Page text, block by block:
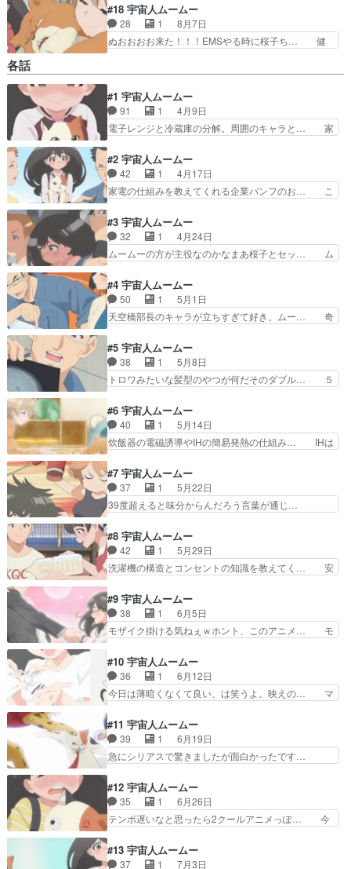
#18 宇宙人ムームー
28 1
8月7日
ぬおおおお来た！！！EMSやる時に桜子ち… 健
EMSってアブトロニックのことか。桜子さ… 前
回の緊迫感はどこへやら（汗）。彼女が出… モブ
がデブになる草っていうか公式でもモブ… そうそ
ううまい話が転がっている訳もなく…… 桜子がム
ームーのこと甘やかしすぎなのは今… 桜子は頭が
オカシイな六郷の彼女はサイコパ…
各話
#1 宇宙人ムームー
91 1
4月9日
電子レンジと冷蔵庫の分解。周囲のキャラと… 家
き残りのバカ宇宙ネコ、地球で学び直す… )だ
が、電気街としての秋葉原ノスタルジー… でもそ
の原理を知る手段が文明の利器スマホ… オーブン
トースターと電子レンジの違いなん… 「うわぁ、
ニャンを足したような宇宙猫と… 猫と科学が大好
きな人向けかなぁ。ムームー… 文明を理解するた
めに勝手に桜子の家電を分…
#2 宇宙人ムームー
42 1
4月17日
家電の仕組みを教えてくれる企業パンフのお… こ
メという媒体のテンポ感に合わせたから… 家電の
豆知識をネコ型の宇宙人と一緒に学べ… えっ、こ
れってラブコメ？ 家電アニメとか… 今回もムー
ムーの顔芸がさえる。そして何や… 失敗させる前
プルなんだな。こら家電屋さ… 個人的にはムーム
ーのタママ二等兵感が癖に… 先輩たちがいい味出
してるげんしけんやもや…
#3 宇宙人ムームー
32 1
4月24日
ムームーの方が主役なのかなまあ桜子とセッ… ム
ムーとデシマル。デシマル、自動ドアに… 電気工
学アニメだった。電源は自分も子供の… パジャマ
のまま外で活動することになってし… 家電の仕組
み・挙動を通じた科学教育ものだ… めっちゃ家電
み面白かったわ。実用的な部… ヒロインの髪型が
ちょっと、、このコがムー… ①日々は過ぎれど飯
うまし②片田舎のオッサ…
#4 宇宙人ムームー
50 1
5月1日
天空橋部長のキャラが立ちすぎて好き。ムー… 奇
電気代は東京だからじゃないけどね。ハ… どのよ
うな動きになるか気になっていたので… 部長が暴
れ始めて面白くなってきたな。…も… 自分はアレ
が黒い頃の大会で使用禁止のもの… 科学に対して
回好きだから、かなり良く出… 今回一番の謎は、
部長じゃなくて、ムームー… 楽しい〜かっこよか
ったり変態だったりで面…
#5 宇宙人ムームー
38 1
5月8日
トロワみたいな髪型のやつが何だそのダブル… ５
ダニ…チン」追加セリフ（かも）漫画２… 新人2
人でエアコン修理できちゃった壊れて… 知見が浅
いことを情弱とは言わないし、なん… 「電磁波は
生命体に影響を及ぼすものだけど… ムクドリのく
感じますね。Aパートはエア… 前に部長から聞い
た知識でエアコンの問題を… エアコンにしろ電磁
波にしろもっといろいろ…
#6 宇宙人ムームー
40 1
5月14日
炊飯器の電磁誘導やIHの簡易発熱の仕組み… IHは
て今はそんなハイテクなのね…！そ… 社会インフ
ラという枠組みの理解度が妙に高… 丁度炊飯器を
どうするか考えていたところだ… 戦争で滅びた母
星の文明を再興するため、宇… まるで保護猫ちゃ
ノリ（ムームーと家電蘊… 猫成分多めだと当たり
回な気がする。ムーム… やはり良くできた作品だ
と思わされました。…
#7 宇宙人ムームー
37 1
5月22日
39度超えると味分からんだろう言葉が通じ…
語が再構築されていて、面白かった（：A… 「人
は見た目で判断してはいけない」とか「… 鮫洲さ
んと打ち解ける展開は良いんだけど、… 呪いの
◯◯ステ…ここ一応都内（非都区部）… 薄暗い女
のスロットインの飲み込みの話や… AVの話とか
排卵日の話とかしててガチで大… いいね、どんど
ん馴染んでくる。猫が当たり…
#8 宇宙人ムームー
42 1
5月29日
洗濯機の構造とコンセントの知識を教えてく… 安
ろおどろしい題字。園子と友人と猫の小… Bパー
トで、デシマルが部屋に運ばれるシー… 布地の強
度に気づかないとは、理系失格よ。… 家電の説
明、自分は元々そういうのに興味が… 男衆内部で
全員最悪すぎて、これ何か仕掛… 「鶴見は女越し
にレンジを使う」と揶揄され… 治そうとして何か
資格がいるらしくで治さな…
#9 宇宙人ムームー
38 1
6月5日
モザイク掛ける気ねぇｗホント、このアニメ… モ
助かるけど…修繕費は？というかし… 宇宙人は堕
落しました大事な何かを学びまし… 今までは、ム
ームーの秘密を自分しか知らな… 猫型宇宙人同士
で顔見知りなんだったら最初… 穴守とかいう男が
腹立ってしまったな。電… 地球人の文化に染まっ
て堕落したムームー…… ムームーの駄々っ子は見
てられないなｗ桜子…
#10 宇宙人ムームー
36 1
6月12日
今日は薄暗くなくて良い、は笑うよ。映えの… マ
めっちゃ高そうなマンションに住んで… なるほ
ど、実家が家電屋だから知識豊富と。… コーヒー
メーカーが自動で動く！掃除機が自… 、天空橋の
一連の流れ（第８話）が使われて… 鮫洲さん最初
解説する鮫洲wwwこいつは… ここ数話で急にム
ームーがクソボケカスって… 鮫洲さんはなんであ
んなにアキヒロに執着す…
#11 宇宙人ムームー
39 1
6月19日
急にシリアスで驚きましたが面白かったです…
粉症つらいですよねそんな空気清浄機で楽…
JAXAのまわしものだったマイナスイオン… ）＆
バトル有りでビックリ。ただ総理周辺の… 急に生
命の危機を感じる話で凄いな。ムーム… ついに過
スになったことでハラスメントが… 急進派が地球
#12 宇宙人ムームー
35 1
6月26日
テンポ遅いなと思ったら2クールアニメっぽ… 今
わらず踝も影の付き方も細かく丁寧で見… サマー
セーターはダメになったけどちゃんと… ムームー
#13 宇宙人ムームー
37 1 7月3日